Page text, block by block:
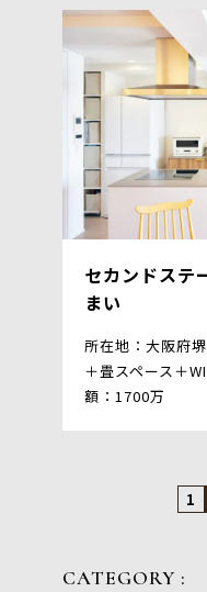
セカンドステ
まい
所在地：大阪府
＋畳スペース＋
額：1700万
1
CATEGORY :